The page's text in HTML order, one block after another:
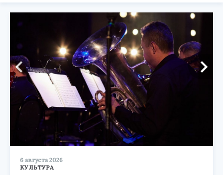
6 августа 2026
КУЛЬТУРА